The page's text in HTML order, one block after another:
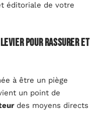
éditoriale de votre
levier pour rassurer et
à être un piège
un point de
des moyens directs